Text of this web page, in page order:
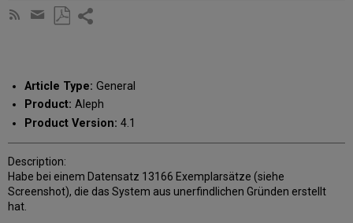
Subscribe
Share
email
Article Type: General
Product: Aleph
Product Version: 4.1
Description:
Habe bei einem Datensatz 13166 Exemplarsätze (siehe
Screenshot), die das System aus unerfindlichen Gründen erstellt
hat.